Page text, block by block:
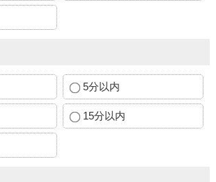
5分以内
15分以内